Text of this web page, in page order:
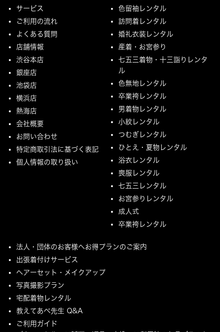
サービス
ご利用の流れ
よくある質問
店舗情報
渋谷本店
銀座店
池袋店
横浜店
熱海店
会社概要
お問い合わせ
特定商取引法に基づく表記
個人情報の取り扱い
色留袖レンタル
訪問着レンタル
婚礼衣装レンタル
産着・お宮参り
七五三着物・十三詣りレンタ
ル
色無地レンタル
卒業袴レンタル
男着物レンタル
小紋レンタル
つむぎレンタル
ひとえ・夏物レンタル
浴衣レンタル
喪服レンタル
七五三レンタル
お宮参りレンタル
成人式
卒業袴レンタル
法人・団体のお客様へお得プランのご案内
出張着付けサービス
ヘアーセット・メイクアップ
写真撮影プラン
宅配着物レンタル
教えてあべ先生 Q&A
ご利用ガイド